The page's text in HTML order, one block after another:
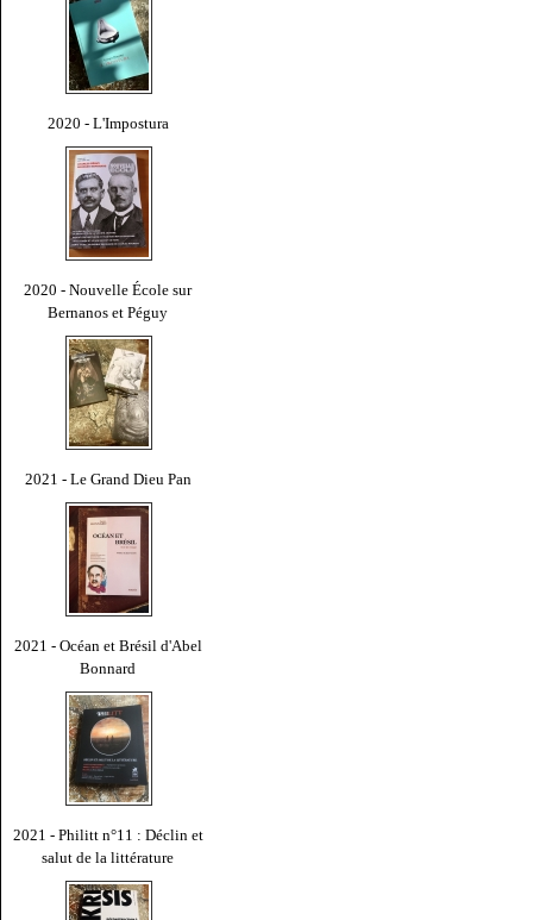
2020 - L'Impostura
2020 - Nouvelle École sur
Bernanos et Péguy
2021 - Le Grand Dieu Pan
2021 - Océan et Brésil d'Abel
Bonnard
2021 - Philitt n°11 : Déclin et
salut de la littérature